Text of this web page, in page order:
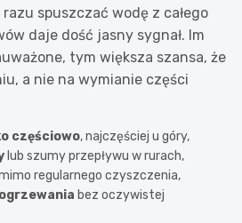
spuszczać wodę z całego
daje dość jasny sygnał. Im
tym większa szansa, że
a nie na wymianie części
częściowo, najczęściej u góry,
lub szumy przepływu w rurach,
regularnego czyszczenia,
bez oczywistej